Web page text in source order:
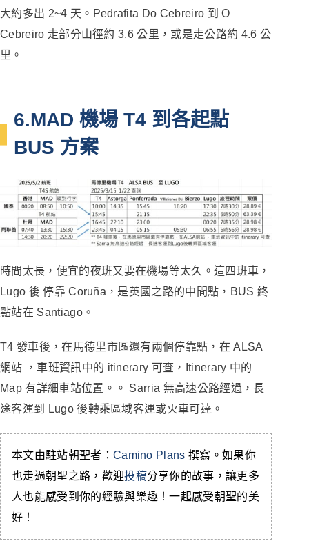
大約多出 2~4 天。Pedrafita Do Cebreiro 到 O
Cebreiro 走部分山徑約 3.6 公里，或是走公路約 4.6 公
里。
6.MAD 機場 T4 到各起點
BUS 方案
時間太長，便宜的夜班又要在機場等太久。這四班車，
Lugo 後 停靠 Coruña，是英國之路的中間點，BUS 終
點站在 Santiago。
T4 發車後，在馬德里市區還有兩個停靠點，在 ALSA
網站 ，車班資訊中的 itinerary 可查，Itinerary 中的
Map 有詳細車站位置。。 Sarria 無高速公路經過，長
途客運到 Lugo 後轉乘區域客運或火車可達。
本文由駐站朝聖者： Camino Plans 撰寫。如果你
也走過朝聖之路，歡迎投稿分享你的故事，讓更多
人也能感受到你的經驗與樂趣！一起感受朝聖的美
好！